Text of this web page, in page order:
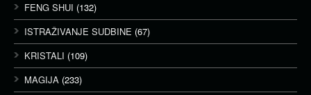
FENG SHUI (132)
ISTRAŽIVANJE SUDBINE (67)
KRISTALI (109)
MAGIJA (233)